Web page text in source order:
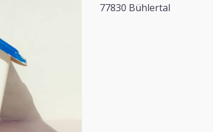
77830 Bühlertal